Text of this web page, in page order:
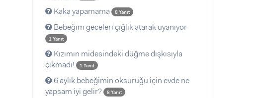
Kaka yapamama 8 Yanıt
Bebeğim geceleri çığlık atarak uyanıyor
1 Yanıt
Kızımın midesindeki düğme dışkısıyla
çıkmadı!
1 Yanıt
6 aylık bebeğimin öksürüğü için evde ne
yapsam iyi gelir?
8 Yanıt